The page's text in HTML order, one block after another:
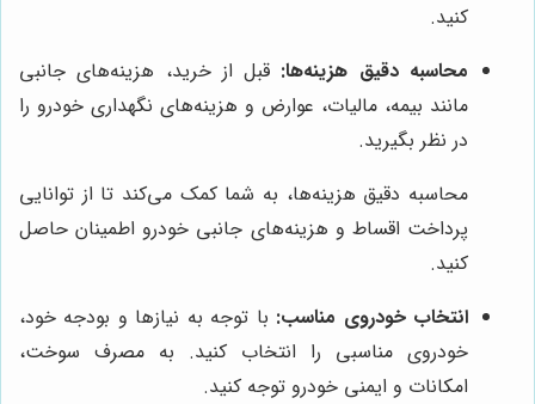
کنید.
محاسبه دقیق هزینه‌ها: قبل از خرید، هزینه‌های جانبی
مانند بیمه، مالیات، عوارض و هزینه‌های نگهداری خودرو را
در نظر بگیرید.
محاسبه دقیق هزینه‌ها، به شما کمک می‌کند تا از توانایی
پرداخت اقساط و هزینه‌های جانبی خودرو اطمینان حاصل
کنید.
انتخاب خودروی مناسب: با توجه به نیازها و بودجه خود،
خودروی مناسبی را انتخاب کنید. به مصرف سوخت،
امکانات و ایمنی خودرو توجه کنید.